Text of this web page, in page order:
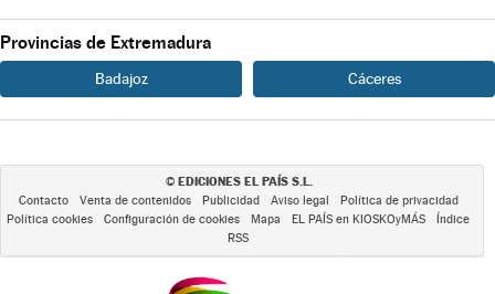
Provincias de Extremadura
Badajoz Cáceres
© EDICIONES EL PAÍS S.L.
Contacto Venta de contenidos Publicidad Aviso legal
Política de privacidad
Política cookies
Configuración de cookies Mapa EL PAÍS en KIOSKOyMÁS
Índice
RSS